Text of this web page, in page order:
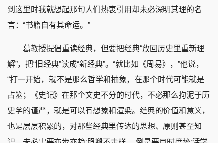
到这里时我就想起那句人们热衷引用却未必深明其理的名
言：“书籍自有其命运。”
葛教授提倡重读经典，但要把经典“放回历史里重新理
解”，把“旧经典”读成“新经典”。“就比如《周易》，”他说，
“打一开始，就不是那么哲学和抽象，在那个时代可能就是
占筮；《史记》在那个文史不分的时代，不必那么拘泥于历
史学的谨严，就是可以有想象和渲染。经典的价值和意义，
也是层层积累的，对那些经典里传达的思想、原则甚至知